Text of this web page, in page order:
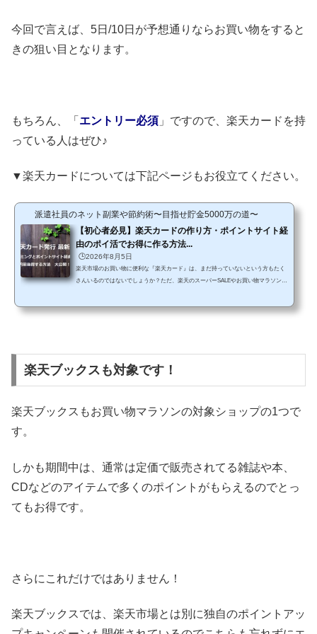
今回で言えば、5日/10日が予想通りならお買い物をすると
きの狙い目となります。
もちろん、「 エントリー必須 」ですので、楽天カードを持
っている人はぜひ♪
▼楽天カードについては下記ページもお役立てください。
派遣社員のネット副業や節約術〜目指せ貯金5000万の道〜
【初心者必見】楽天カードの作り方・ポイントサイト経
由のポイ活でお得に作る方法...
🕒️2026年8月5日
楽天市場のお買い物に便利な『楽天カード』は、まだ持っていないという方もたく
さんいるのではないでしょうか？ただ、楽天のスーパーSALEやお買い物マラソンな
楽天ブックスも対象です！
楽天ブックスもお買い物マラソンの対象ショップの1つで
す。
しかも期間中は、通常は定価で販売されてる雑誌や本、
CDなどのアイテムで多くのポイントがもらえるのでとっ
てもお得です。
さらにこれだけではありません！
楽天ブックスでは、楽天市場とは別に独自のポイントアッ